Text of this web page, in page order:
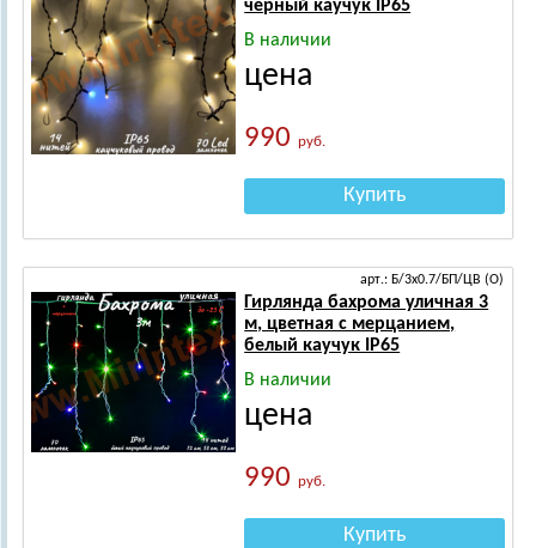
черный каучук IP65
В наличии
цена
990руб.
Купить
арт.: Б/3х0.7/БП/ЦВ (О)
Гирлянда бахрома уличная 3
м, цветная с мерцанием,
белый каучук IP65
В наличии
цена
990руб.
Купить